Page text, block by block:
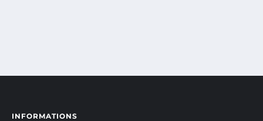
INFORMATIONS